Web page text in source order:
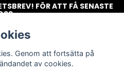
FÖR ATT FÅ SENASTE
Genom att fortsätta på
av cookies.